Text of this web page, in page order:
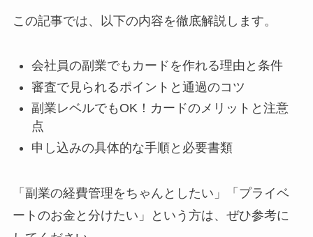
この記事では、以下の内容を徹底解説します。
会社員の副業でもカードを作れる理由と条件
審査で見られるポイントと通過のコツ
副業レベルでもOK！カードのメリットと注意
点
申し込みの具体的な手順と必要書類
「副業の経費管理をちゃんとしたい」「プライベ
ートのお金と分けたい」という方は、ぜひ参考に